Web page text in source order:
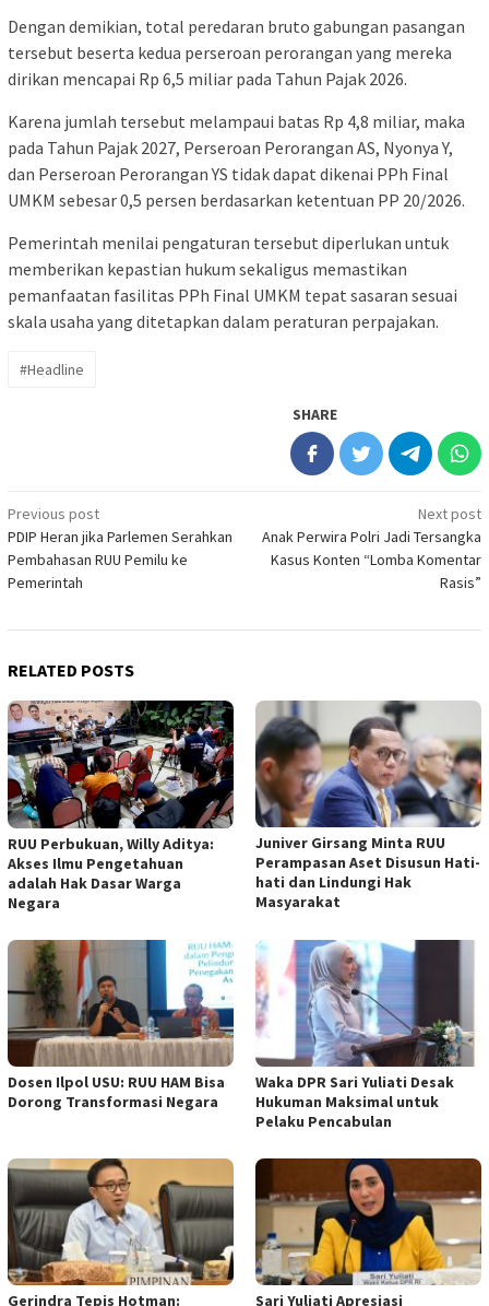
Dengan demikian, total peredaran bruto gabungan pasangan
tersebut beserta kedua perseroan perorangan yang mereka
dirikan mencapai Rp 6,5 miliar pada Tahun Pajak 2026.
Karena jumlah tersebut melampaui batas Rp 4,8 miliar, maka
pada Tahun Pajak 2027, Perseroan Perorangan AS, Nyonya Y,
dan Perseroan Perorangan YS tidak dapat dikenai PPh Final
UMKM sebesar 0,5 persen berdasarkan ketentuan PP 20/2026.
Pemerintah menilai pengaturan tersebut diperlukan untuk
memberikan kepastian hukum sekaligus memastikan
pemanfaatan fasilitas PPh Final UMKM tepat sasaran sesuai
skala usaha yang ditetapkan dalam peraturan perpajakan.
#Headline
SHARE
Post
navigation
Previous post
PDIP Heran jika Parlemen Serahkan
Pembahasan RUU Pemilu ke
Pemerintah
Next post
Anak Perwira Polri Jadi Tersangka
Kasus Konten “Lomba Komentar
Rasis”
RELATED POSTS
RUU Perbukuan, Willy Aditya:
Akses Ilmu Pengetahuan
adalah Hak Dasar Warga
Negara
Juniver Girsang Minta RUU
Perampasan Aset Disusun Hati-
hati dan Lindungi Hak
Masyarakat
Dosen Ilpol USU: RUU HAM Bisa
Dorong Transformasi Negara
Waka DPR Sari Yuliati Desak
Hukuman Maksimal untuk
Pelaku Pencabulan
Gerindra Tepis Hotman: Sari Yuliati Apresiasi